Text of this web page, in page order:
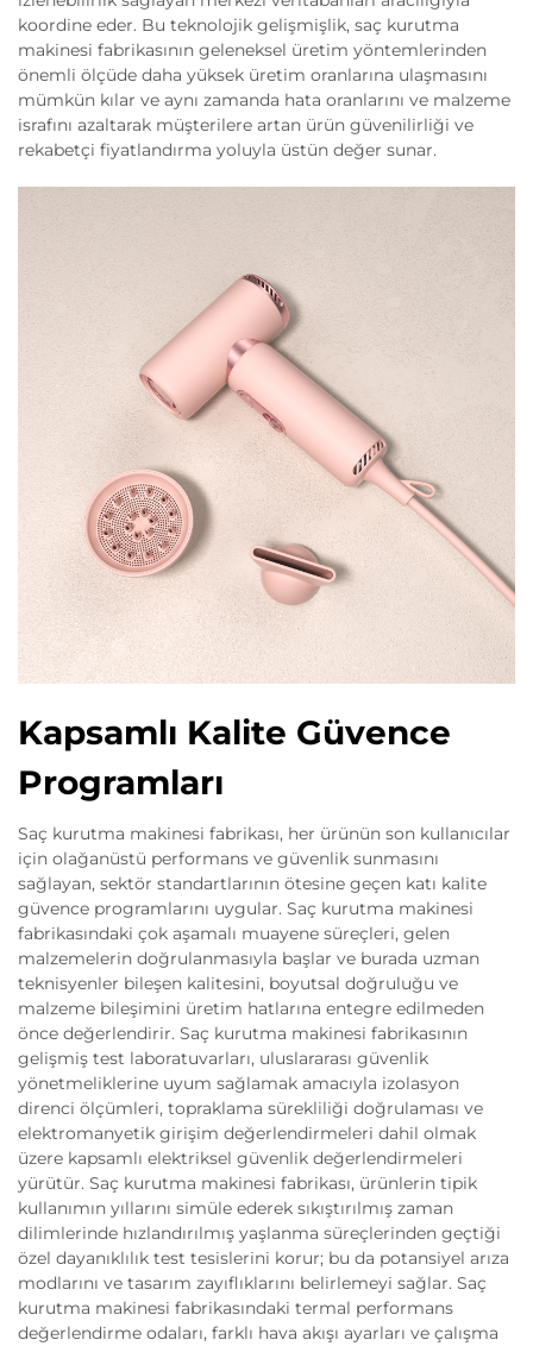
koordine eder. Bu teknolojik gelişmişlik, saç kurutma
makinesi fabrikasının geleneksel üretim yöntemlerinden
önemli ölçüde daha yüksek üretim oranlarına ulaşmasını
mümkün kılar ve aynı zamanda hata oranlarını ve malzeme
israfını azaltarak müşterilere artan ürün güvenilirliği ve
rekabetçi fiyatlandırma yoluyla üstün değer sunar.
Kapsamlı Kalite Güvence
Programları
Saç kurutma makinesi fabrikası, her ürünün son kullanıcılar
için olağanüstü performans ve güvenlik sunmasını
sağlayan, sektör standartlarının ötesine geçen katı kalite
güvence programlarını uygular. Saç kurutma makinesi
fabrikasındaki çok aşamalı muayene süreçleri, gelen
malzemelerin doğrulanmasıyla başlar ve burada uzman
teknisyenler bileşen kalitesini, boyutsal doğruluğu ve
malzeme bileşimini üretim hatlarına entegre edilmeden
önce değerlendirir. Saç kurutma makinesi fabrikasının
gelişmiş test laboratuvarları, uluslararası güvenlik
yönetmeliklerine uyum sağlamak amacıyla izolasyon
direnci ölçümleri, topraklama sürekliliği doğrulaması ve
elektromanyetik girişim değerlendirmeleri dahil olmak
üzere kapsamlı elektriksel güvenlik değerlendirmeleri
yürütür. Saç kurutma makinesi fabrikası, ürünlerin tipik
kullanımın yıllarını simüle ederek sıkıştırılmış zaman
dilimlerinde hızlandırılmış yaşlanma süreçlerinden geçtiği
özel dayanıklılık test tesislerini korur; bu da potansiyel arıza
modlarını ve tasarım zayıflıklarını belirlemeyi sağlar. Saç
kurutma makinesi fabrikasındaki termal performans
değerlendirme odaları, farklı hava akışı ayarları ve çalışma